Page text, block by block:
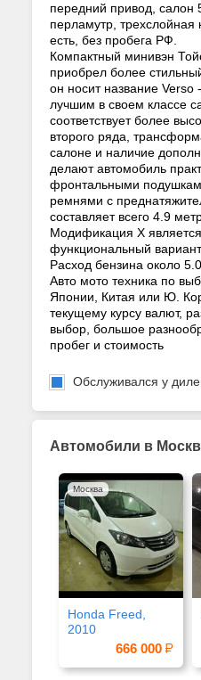
передний привод, салон
перламутр,
есть, без пробега РФ.
Компактный минивэн
приобрел более
он носит название
лучшим в своем классе
соответствует более
второго ряда,
салоне и наличие
делают автомобиль
фронтальными
ремнями с
составляет всего 4.9
Модификация X
функциональный
Расход бензина около
Авто мото техника по
Японии, Китая или Ю.
текущему курсу валют,
выбор, большое
пробег и стоимость
Обслуживался у
Автомобили в
Honda Freed,
2010
666 000
Москва